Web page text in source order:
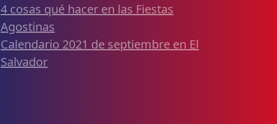
4 cosas qué hacer en las Fiestas
Agostinas
Calendario 2021 de septiembre en El
Salvador